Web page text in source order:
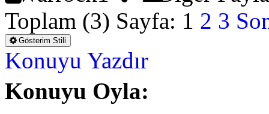
Toplam (3) Sayfa: 1 2 3
Gösterim Stili
Konuyu Yazdır
Konuyu Oyla: